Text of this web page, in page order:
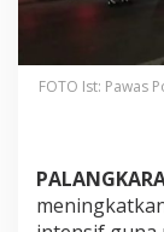
FOTO Ist: Pawas